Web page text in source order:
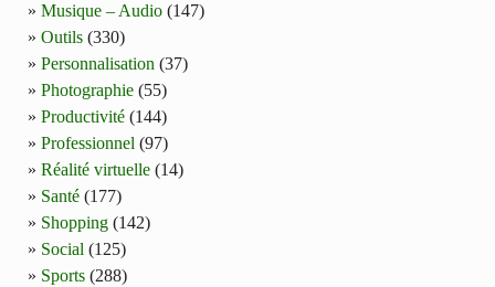
Musique – Audio (147)
Outils (330)
Personnalisation (37)
Photographie (55)
Productivité (144)
Professionnel (97)
Réalité virtuelle (14)
Santé (177)
Shopping (142)
Social (125)
Sports (288)